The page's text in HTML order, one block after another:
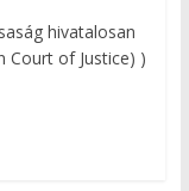
hivatalosan
Court of Justice) )